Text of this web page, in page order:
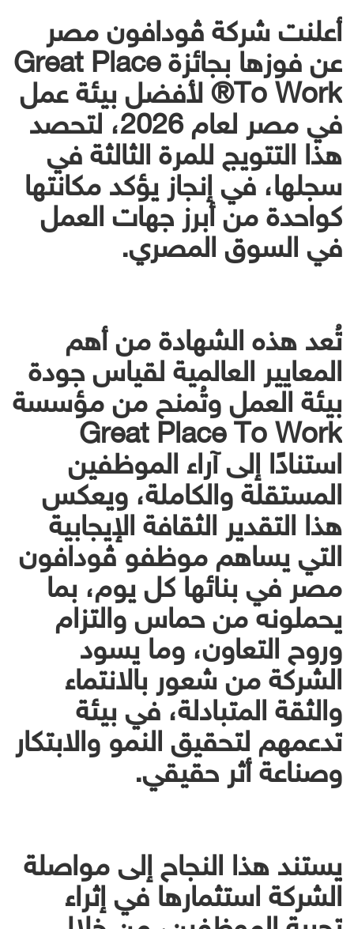
أعلنت شركة ڤودافون مصر
عن فوزها بجائزة Great Place
To Work®️ لأفضل بيئة عمل
في مصر لعام 2026، لتحصد
هذا التتويج للمرة الثالثة في
سجلها، في إنجاز يؤكد مكانتها
كواحدة من أبرز جهات العمل
في السوق المصري.
تُعد هذه الشهادة من أهم
المعايير العالمية لقياس جودة
بيئة العمل وتُمنح من مؤسسة
Great Place To Work
استنادًا إلى آراء الموظفين
المستقلة والكاملة، ويعكس
هذا التقدير الثقافة الإيجابية
التي يساهم موظفو ڤودافون
مصر في بنائها كل يوم، بما
يحملونه من حماس والتزام
وروح التعاون، وما يسود
الشركة من شعور بالانتماء
والثقة المتبادلة، في بيئة
تدعمهم لتحقيق النمو والابتكار
وصناعة أثر حقيقي.
يستند هذا النجاح إلى مواصلة
الشركة استثمارها في إثراء